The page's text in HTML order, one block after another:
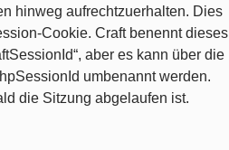
hinweg aufrechtzuerhalten. Dies
Cookie. Craft benennt dieses
aber es kann über die
umbenannt werden.
die Sitzung abgelaufen ist.